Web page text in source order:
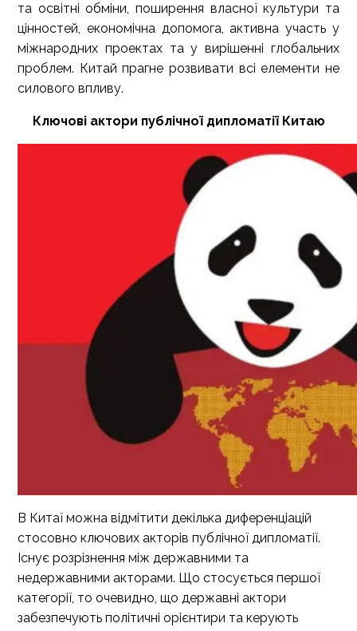
та освітні обміни, поширення власної культури та
цінностей, економічна допомога, активна участь у
міжнародних проектах та у вирішенні глобальних
проблем. Китай прагне розвивати всі елементи не
силового впливу.
Ключові актори публічної дипломатії Китаю
В Китаї можна відмітити декілька диференціацій
стосовно ключових акторів публічної дипломатії.
Існує розрізнення між державними та
недержавними акторами. Що стосується першої
категорії, то очевидно, що державні актори
забезпечують політичні орієнтири та керують